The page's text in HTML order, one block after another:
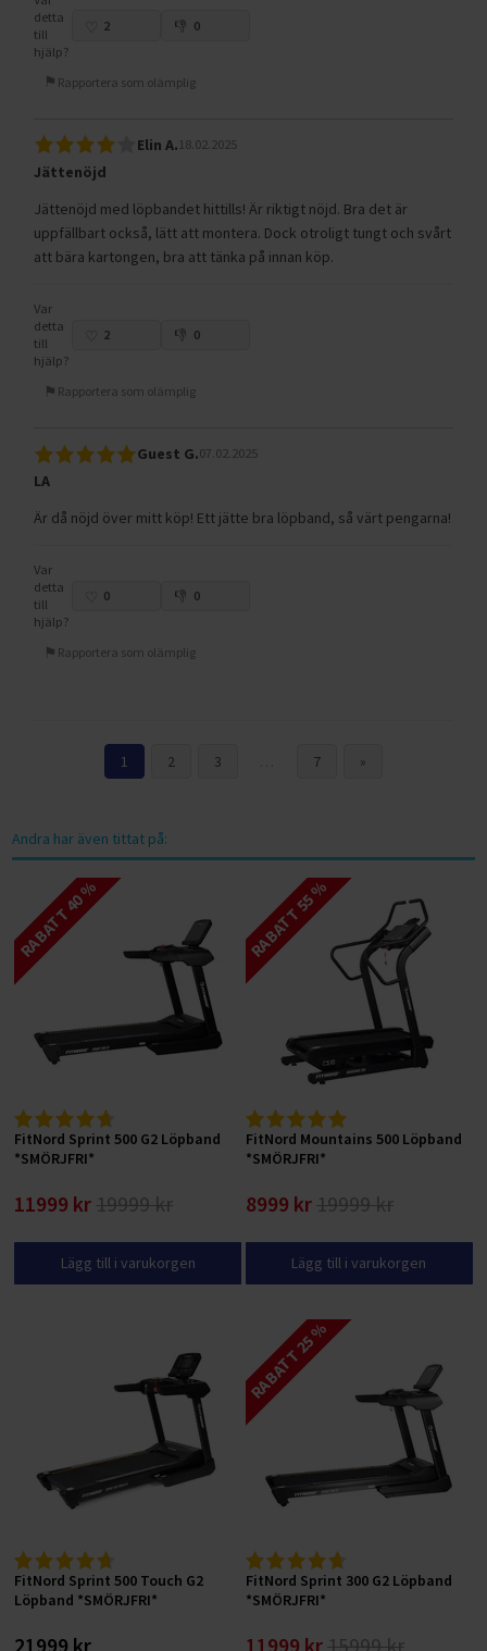
detta
till
hjälp?
2 0
Rapportera som olämplig
Elin A. 18.02.2025
Jättenöjd
Jättenöjd med löpbandet hittills! Är riktigt nöjd. Bra det är
uppfällbart också, lätt att montera. Dock otroligt tungt och svårt
att bära kartongen, bra att tänka på innan köp.
Var
detta
till
hjälp?
2 0
Rapportera som olämplig
Guest G.07.02.2025
LA
Är då nöjd över mitt köp! Ett jätte bra löpband, så värt pengarna!
Var
detta
till
hjälp?
0 0
Rapportera som olämplig
1 2 3 7 »
Andra har även tittat på:
RABATT 40 %
FitNord Sprint 500 G2 Löpband
*SMÖRJFRI*
11999 kr 19999 kr
Lägg till i varukorgen
RABATT 55 %
FitNord Mountains 500 Löpband
*SMÖRJFRI*
8999 kr19999 kr
Lägg till i varukorgen
FitNord Sprint 500 Touch G2
Löpband *SMÖRJFRI*
21999 kr
RABATT 25 %
FitNord Sprint 300 G2 Löpband
*SMÖRJFRI*
11999 kr15999 kr